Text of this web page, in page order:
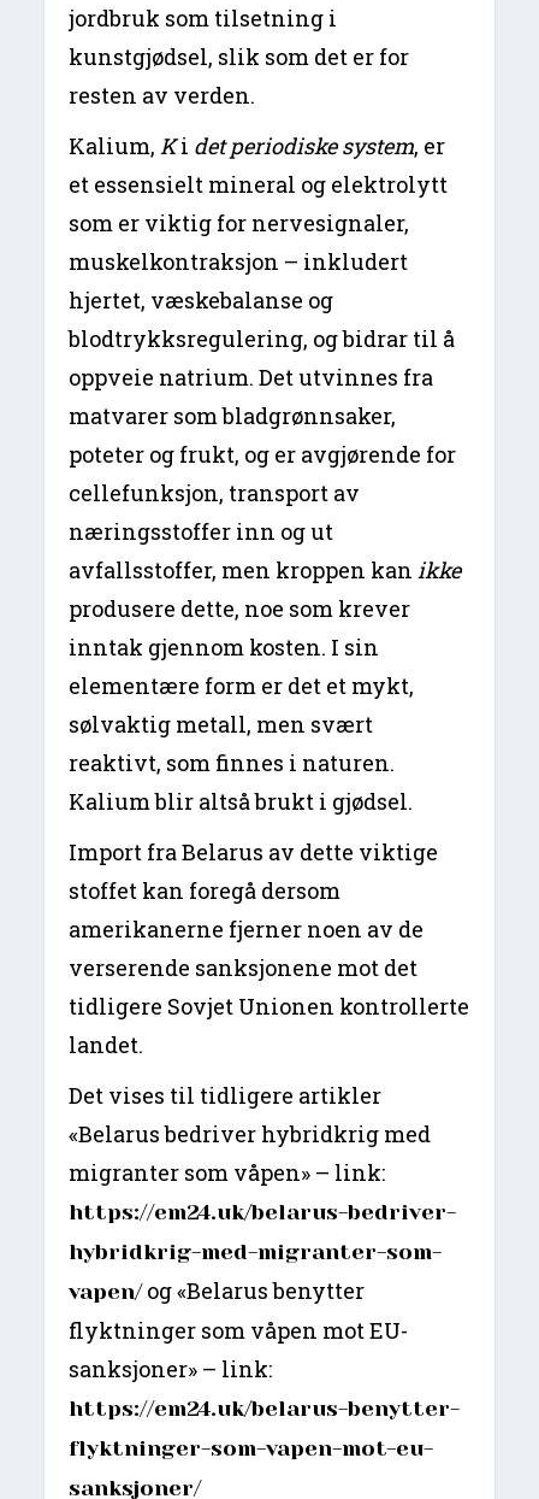
jordbruk som tilsetning i
kunstgjødsel, slik som det er for
resten av verden.
Kalium,Ki det periodiske system, er
et essensielt mineral og elektrolytt
som er viktig for nervesignaler,
muskelkontraksjon – inkludert
hjertet, væskebalanse og
blodtrykksregulering, og bidrar til å
oppveie natrium. Det utvinnes fra
matvarer som bladgrønnsaker,
poteter og frukt, og er avgjørende for
cellefunksjon, transport av
næringsstoffer inn og ut
avfallsstoffer, men kroppen kanikke
produsere dette, noe som krever
inntak gjennom kosten. I sin
elementære form er det et mykt,
sølvaktig metall, men svært
reaktivt, som finnes i naturen.
Kalium blir altså brukt i gjødsel.
Import fra Belarus av dette viktige
stoffet kan foregå dersom
amerikanerne fjerner noen av de
verserende sanksjonene mot det
tidligere Sovjet Unionen kontrollerte
landet.
Det vises til tidligere artikler
«Belarus bedriver hybridkrig med
migranter som våpen» – link:
https://em24.uk/belarus-bedriver-
hybridkrig-med-migranter-som-
vapen/og «Belarus benytter
flyktninger som våpen mot EU-
sanksjoner» – link:
https://em24.uk/belarus-benytter-
flyktninger-som-vapen-mot-eu-
sanksjoner/